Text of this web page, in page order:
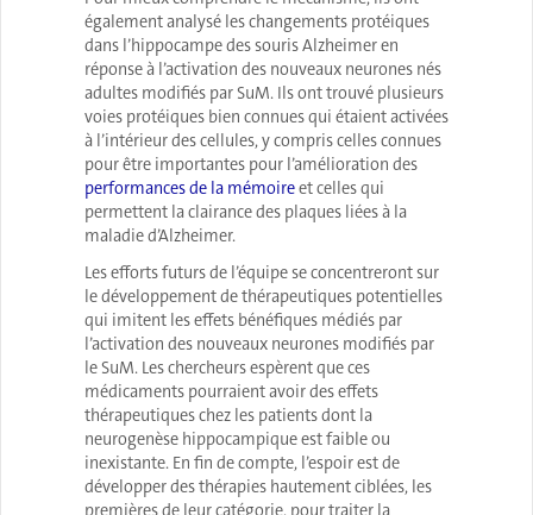
également analysé les changements protéiques
dans l’hippocampe des souris Alzheimer en
réponse à l’activation des nouveaux neurones nés
adultes modifiés par SuM. Ils ont trouvé plusieurs
voies protéiques bien connues qui étaient activées
à l’intérieur des cellules, y compris celles connues
pour être importantes pour l’amélioration des
performances de la mémoireet celles qui
permettent la clairance des plaques liées à la
maladie d’Alzheimer.
Les efforts futurs de l’équipe se concentreront sur
le développement de thérapeutiques potentielles
qui imitent les effets bénéfiques médiés par
l’activation des nouveaux neurones modifiés par
le SuM. Les chercheurs espèrent que ces
médicaments pourraient avoir des effets
thérapeutiques chez les patients dont la
neurogenèse hippocampique est faible ou
inexistante. En fin de compte, l’espoir est de
développer des thérapies hautement ciblées, les